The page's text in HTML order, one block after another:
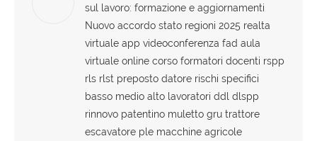
sul lavoro: formazione e aggiornamenti
Nuovo accordo stato regioni 2025 realta
virtuale app videoconferenza fad aula
virtuale online corso formatori docenti rspp
rls rlst preposto datore rischi specifici
basso medio alto lavoratori ddl dlspp
rinnovo patentino muletto gru trattore
escavatore ple macchine agricole